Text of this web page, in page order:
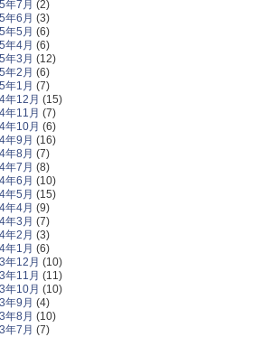
年7月 (2)
年6月 (3)
年5月 (6)
年4月 (6)
年3月 (12)
年2月 (6)
年1月 (7)
年12月 (15)
年11月 (7)
年10月 (6)
年9月 (16)
年8月 (7)
年7月 (8)
年6月 (10)
年5月 (15)
年4月 (9)
年3月 (7)
年2月 (3)
年1月 (6)
年12月 (10)
年11月 (11)
年10月 (10)
年9月 (4)
年8月 (10)
年7月 (7)